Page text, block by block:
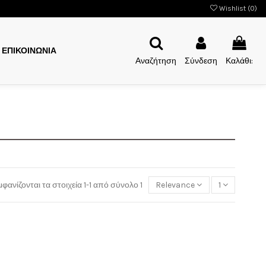
Wishlist (0)
ΕΠΙΚΟΙΝΩΝΙΑ
Αναζήτηση
Σύνδεση Καλάθι:
τα στοιχεία 1-1 από σύνολο 1 Relevance 1